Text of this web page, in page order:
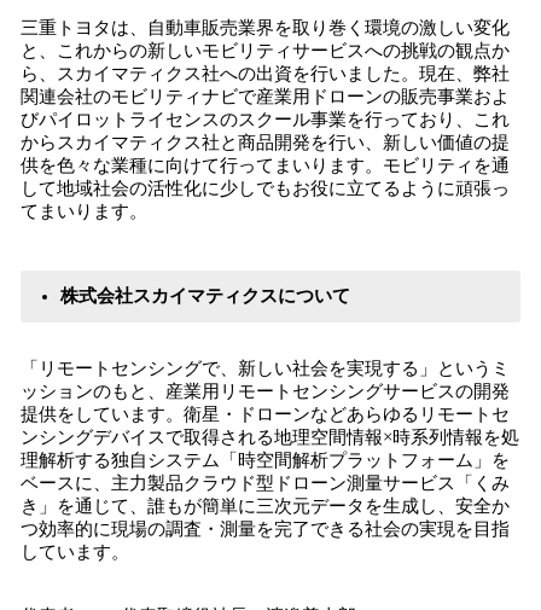
三重トヨタは、自動車販売業界を取り巻く環境の激しい変化
と、これからの新しいモビリティサービスへの挑戦の観点か
ら、スカイマティクス社への出資を行いました。現在、弊社
関連会社のモビリティナビで産業用ドローンの販売事業およ
びパイロットライセンスのスクール事業を行っており、これ
からスカイマティクス社と商品開発を行い、新しい価値の提
供を色々な業種に向けて行ってまいります。モビリティを通
して地域社会の活性化に少しでもお役に立てるように頑張っ
てまいります。
株式会社スカイマティクスについて
「リモートセンシングで、新しい社会を実現する」というミ
ッションのもと、産業用リモートセンシングサービスの開発
提供をしています。衛星・ドローンなどあらゆるリモートセ
ンシングデバイスで取得される地理空間情報×時系列情報を処
理解析する独自システム「時空間解析プラットフォーム」を
ベースに、主力製品クラウド型ドローン測量サービス「くみ
き」を通じて、誰もが簡単に三次元データを生成し、安全か
つ効率的に現場の調査・測量を完了できる社会の実現を目指
しています。